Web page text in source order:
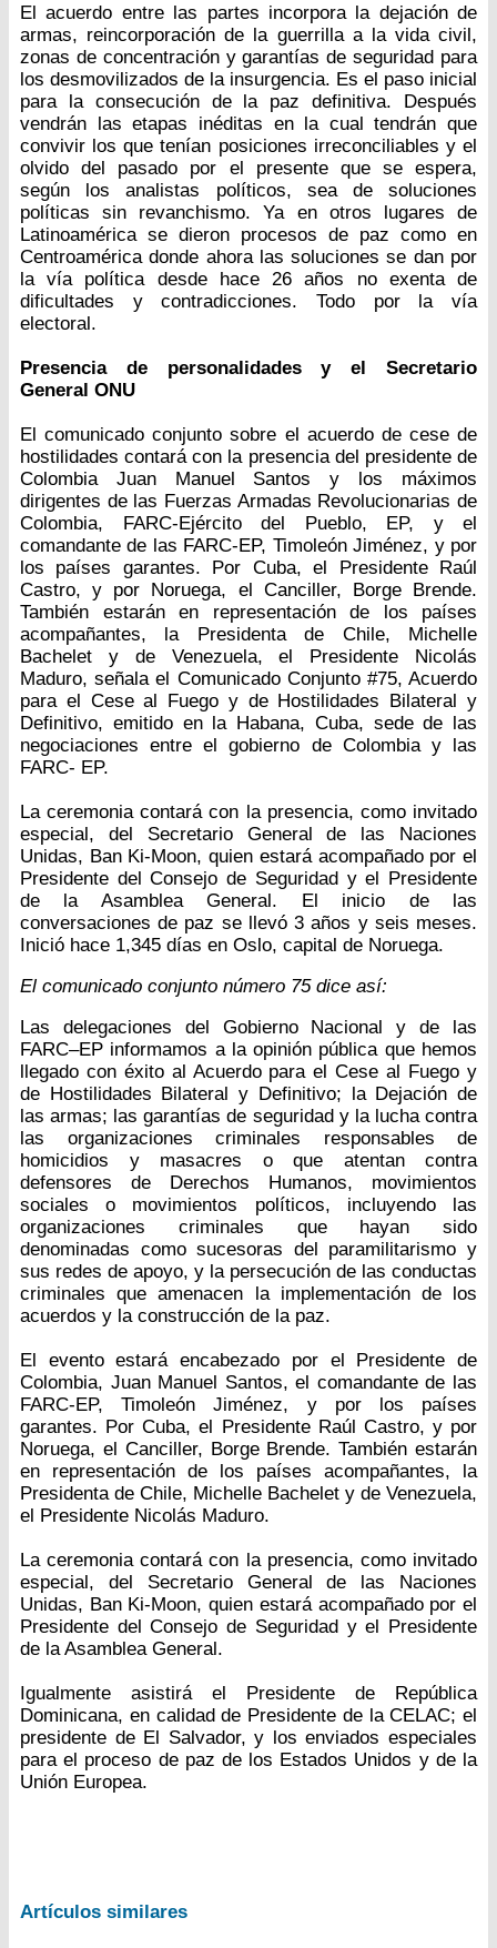
El acuerdo entre las partes incorpora la dejación de
armas, reincorporación de la guerrilla a la vida civil,
zonas de concentración y garantías de seguridad para
los desmovilizados de la insurgencia. Es el paso inicial
para la consecución de la paz definitiva. Después
vendrán las etapas inéditas en la cual tendrán que
convivir los que tenían posiciones irreconciliables y el
olvido del pasado por el presente que se espera,
según los analistas políticos, sea de soluciones
políticas sin revanchismo. Ya en otros lugares de
Latinoamérica se dieron procesos de paz como en
Centroamérica donde ahora las soluciones se dan por
la vía política desde hace 26 años no exenta de
dificultades y contradicciones. Todo por la vía
electoral.
Presencia de personalidades y el Secretario
General ONU
El comunicado conjunto sobre el acuerdo de cese de
hostilidades contará con la presencia del presidente de
Colombia Juan Manuel Santos y los máximos
dirigentes de las Fuerzas Armadas Revolucionarias de
Colombia, FARC-Ejército del Pueblo, EP, y el
comandante de las FARC-EP, Timoleón Jiménez, y por
los países garantes. Por Cuba, el Presidente Raúl
Castro, y por Noruega, el Canciller, Borge Brende.
También estarán en representación de los países
acompañantes, la Presidenta de Chile, Michelle
Bachelet y de Venezuela, el Presidente Nicolás
Maduro, señala el Comunicado Conjunto #75, Acuerdo
para el Cese al Fuego y de Hostilidades Bilateral y
Definitivo, emitido en la Habana, Cuba, sede de las
negociaciones entre el gobierno de Colombia y las
FARC- EP.
La ceremonia contará con la presencia, como invitado
especial, del Secretario General de las Naciones
Unidas, Ban Ki-Moon, quien estará acompañado por el
Presidente del Consejo de Seguridad y el Presidente
de la Asamblea General. El inicio de las
conversaciones de paz se llevó 3 años y seis meses.
Inició hace 1,345 días en Oslo, capital de Noruega.
El comunicado conjunto número 75 dice así:
Las delegaciones del Gobierno Nacional y de las
FARC–EP informamos a la opinión pública que hemos
llegado con éxito al Acuerdo para el Cese al Fuego y
de Hostilidades Bilateral y Definitivo; la Dejación de
las armas; las garantías de seguridad y la lucha contra
las organizaciones criminales responsables de
homicidios y masacres o que atentan contra
defensores de Derechos Humanos, movimientos
sociales o movimientos políticos, incluyendo las
organizaciones criminales que hayan sido
denominadas como sucesoras del paramilitarismo y
sus redes de apoyo, y la persecución de las conductas
criminales que amenacen la implementación de los
acuerdos y la construcción de la paz.
El evento estará encabezado por el Presidente de
Colombia, Juan Manuel Santos, el comandante de las
FARC-EP, Timoleón Jiménez, y por los países
garantes. Por Cuba, el Presidente Raúl Castro, y por
Noruega, el Canciller, Borge Brende. También estarán
en representación de los países acompañantes, la
Presidenta de Chile, Michelle Bachelet y de Venezuela,
el Presidente Nicolás Maduro.
La ceremonia contará con la presencia, como invitado
especial, del Secretario General de las Naciones
Unidas, Ban Ki-Moon, quien estará acompañado por el
Presidente del Consejo de Seguridad y el Presidente
de la Asamblea General.
Igualmente asistirá el Presidente de República
Dominicana, en calidad de Presidente de la CELAC; el
presidente de El Salvador, y los enviados especiales
para el proceso de paz de los Estados Unidos y de la
Unión Europea.
Artículos similares